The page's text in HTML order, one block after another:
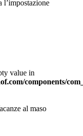
l’impostazione
value in
components/
al maso